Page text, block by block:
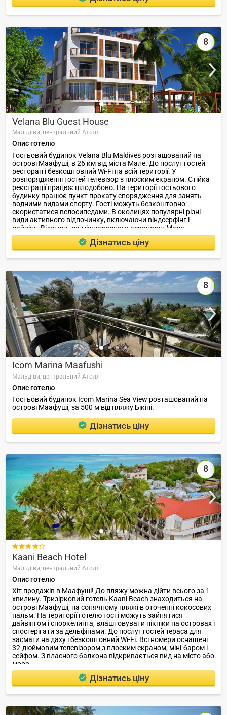
8
Velana Blu Guest House
Мальдіви, центральний Атолл
Опис готелю
Гостьовий будинок Velana Blu Maldives розташований на
острові Маафуші, в 26 км від міста Мале. До послуг гостей
ресторан і безкоштовний Wi-Fi на всій території. У
розпорядженні гостей телевізор з плоским екраном. Стійка
реєстрації працює цілодобово. На території гостьового
будинку працює пункт прокату спорядження для занять
водними видами спорту. Гості можуть безкоштовно
скористатися велосипедами. В околицях популярні різні
види активного відпочинку, включаючи віндсерфінг і
дайвінг. Відстань до міжнародного аеропорту Мале
становить 27 км.
Дізнатись ціну
8
Icom Marina Maafushi
Мальдіви, центральний Атолл
Опис готелю
Гостьовий будинок Icom Marina Sea View розташований на
острові Маафуші, за 500 м від пляжу Бікіні.
Дізнатись ціну
8

Kaani Beach Hotel
Мальдіви, центральний Атолл
Опис готелю
Хіт продажів в Маафуші! До пляжу можна дійти всього за 1
хвилину. Тризірковий готель Kaani Beach знаходиться на
острові Маафуші, на сонячному пляжі в оточенні кокосових
пальм. На території готелю гості можуть зайнятися
дайвінгом і сноркелинга, влаштовувати пікніки на островах і
спостерігати за дельфінами. До послуг гостей тераса для
засмаги на даху і безкоштовний Wi-Fi. Всі номери оснащені
32-дюймовим телевізором з плоским екраном, міні-баром і
сейфом. З власного балкона відкривається вид на місто або
море.
Дізнатись ціну